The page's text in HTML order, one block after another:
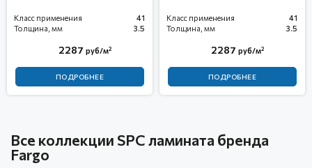
Класс применения
41
Толщина, мм
3.5
2287 руб/м2
ПОДРОБНЕЕ
Класс применения
41
Толщина, мм
3.5
2287 руб/м2
ПОДРОБНЕЕ
Все коллекции SPC ламината бренда
Fargo